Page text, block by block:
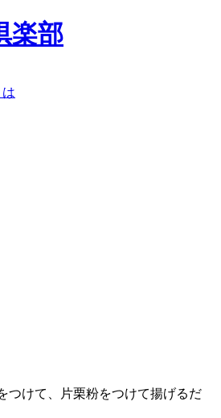
つけて、片栗粉をつけて揚げるだ